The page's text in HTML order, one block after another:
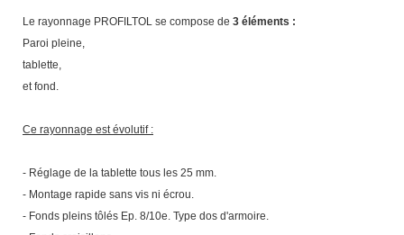
Ventilateurs et aération d'atelier
Loisirs
Matériel de fitness
Réfrigérateur professionnel
Restauration foraine
Robinetterie professionnelle
Rôtisserie professionnelle
Sautause professionnelle
Table de cuisson professionnelle
Le rayonnage PROFILTOL se compose de 3 éléments :
Paroi pleine,
tablette,
et fond.
Ce rayonnage est évolutif :
- Réglage de la tablette tous les 25 mm.
- Montage rapide sans vis ni écrou.
- Fonds pleins tôlés Ep. 8/10e. Type dos d'armoire.